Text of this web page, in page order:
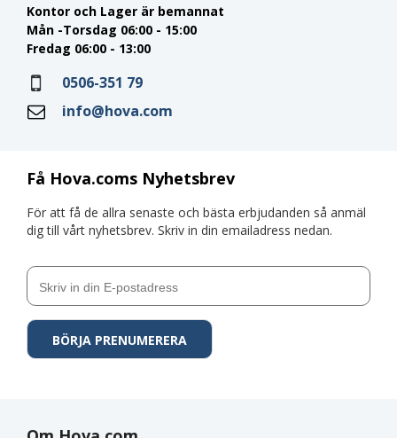
Få Hova.coms Nyhetsbrev
För att få de allra senaste och bästa erbjudanden så anmäl
dig till vårt nyhetsbrev. Skriv in din emailadress nedan.
Kontor och Lager är bemannat
Mån -Torsdag 06:00 - 15:00
Fredag 06:00 - 13:00
0506-351 79
info@hova.com